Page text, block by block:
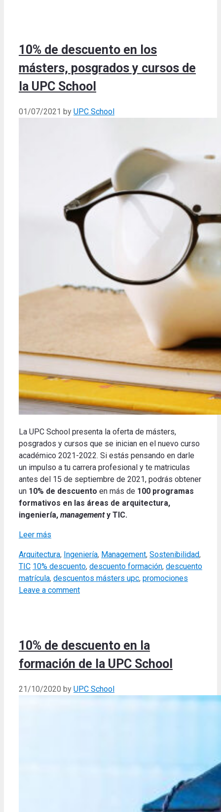
10% de descuento en los
másters, posgrados y cursos de
la UPC School
01/07/2021 by UPC School
La UPC School presenta la oferta de másters,
posgrados y cursos que se inician en el nuevo curso
académico 2021-2022. Si estás pensando en darle
un impulso a tu carrera profesional y te matriculas
antes del 15 de septiembre de 2021, podrás obtener
un 10% de descuento en más de 100 programas
formativos en las áreas de arquitectura,
ingeniería, managementy TIC.
Leer más
Categories
Arquitectura, Ingeniería, Management, Sostenibilidad,
TIC Tags
10% descuento, descuento formación, descuento
matrícula, descuentos másters upc, promociones
Leave a comment
10% de descuento en la
formación de la UPC School
21/10/2020 by UPC School